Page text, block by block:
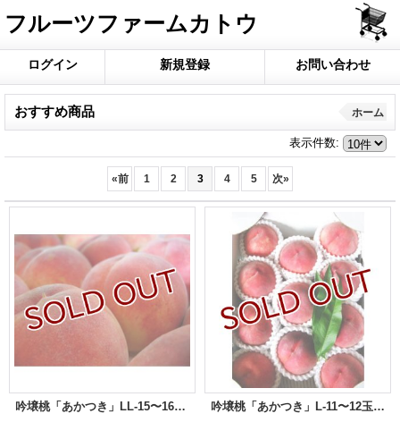
フルーツファームカトウ
ログイン 新規登録 お問い合わせ
おすすめ商品 ホーム
表示件数:
«前 1 2 3 4 5 次»
吟壌桃「あかつき」LL-15〜16玉（5kg） 吟壌桃「あかつき」L-11〜12玉（3kg）